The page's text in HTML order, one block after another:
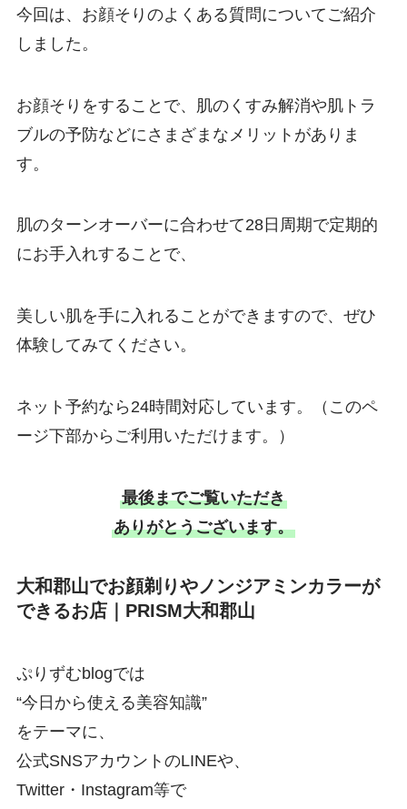
今回は、お顔そりのよくある質問についてご紹介
しました。
お顔そりをすることで、肌のくすみ解消や肌トラ
ブルの予防などにさまざまなメリットがありま
す。
肌のターンオーバーに合わせて28日周期で定期的
にお手入れすることで、
美しい肌を手に入れることができますので、ぜひ
体験してみてください。
ネット予約なら24時間対応しています。（このペ
ージ下部からご利用いただけます。）
最後までご覧いただき
ありがとうございます。
大和郡山でお顔剃りやノンジアミンカラーが
できるお店｜PRISM大和郡山
ぷりずむblogでは
“今日から使える美容知識”
をテーマに、
公式SNSアカウントのLINEや、
Twitter・Instagram等で